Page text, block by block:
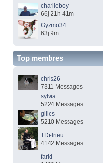
charlieboy
66j 21h 41m
Gyzmo34
63j 9m
Top membres
chris26
7311 Messages
sylvia
5224 Messages
gilles
5210 Messages
TDelrieu
4142 Messages
farid